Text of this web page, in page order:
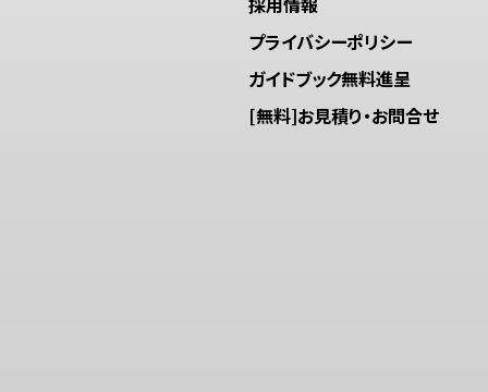
プライバシーポリシー
ガイドブック無料進呈
[無料]お見積り・お問合せ